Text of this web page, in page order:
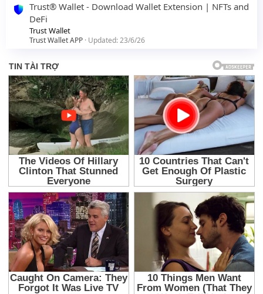
Trust® Wallet - Download Wallet Extension | NFTs and
DeFi
Trust Wallet
Trust Wallet APP Updated:23/6/26